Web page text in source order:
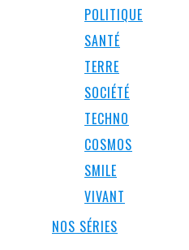
POLITIQUE
SANTÉ
TERRE
SOCIÉTÉ
TECHNO
COSMOS
SMILE
VIVANT
NOS SÉRIES